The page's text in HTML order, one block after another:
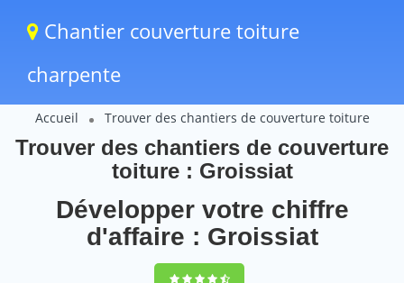
Chantier couverture toiture
charpente
Accueil Trouver des chantiers de couverture toiture
Trouver des chantiers de couverture
toiture : Groissiat
Développer votre chiffre
d'affaire : Groissiat